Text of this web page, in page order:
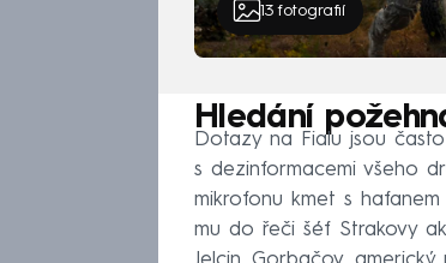
13 fotografií
Hledání
Dotazy na Fialu jsou
s dezinformacemi všeho
mikrofonu kmet s
mu do řeči šéf Strakovy